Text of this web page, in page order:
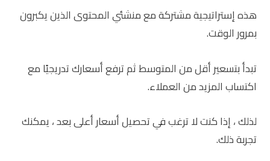
هذه إستراتيجية مشتركة مع منشئي المحتوى الذين يكبرون
بمرور الوقت.
تبدأ بتسعير أقل من المتوسط ثم ترفع أسعارك تدريجيًا مع
اكتساب المزيد من العملاء.
لذلك ، إذا كنت لا ترغب في تحصيل أسعار أعلى بعد ، يمكنك
تجربة ذلك.